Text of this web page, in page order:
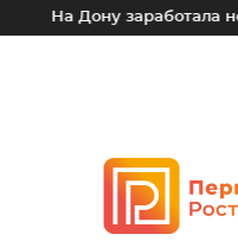
заработала новая